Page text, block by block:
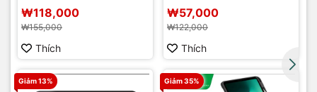
₩118,000
₩155,000
Thích
₩57,000
₩122,000
Thích
Giảm 13% Giảm 35%